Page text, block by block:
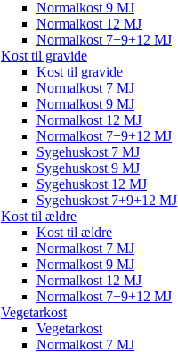
Normalkost 9 MJ
Normalkost 12 MJ
Normalkost 7+9+12 MJ
Kost til gravide
Kost til gravide
Normalkost 7 MJ
Normalkost 9 MJ
Normalkost 12 MJ
Normalkost 7+9+12 MJ
Sygehuskost 7 MJ
Sygehuskost 9 MJ
Sygehuskost 12 MJ
Sygehuskost 7+9+12 MJ
Kost til ældre
Kost til ældre
Normalkost 7 MJ
Normalkost 9 MJ
Normalkost 12 MJ
Normalkost 7+9+12 MJ
Vegetarkost
Vegetarkost
Normalkost 7 MJ